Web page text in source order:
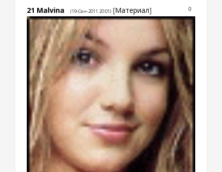
0
21 Malvina (19-Сен-2011 20:01) [Материал]